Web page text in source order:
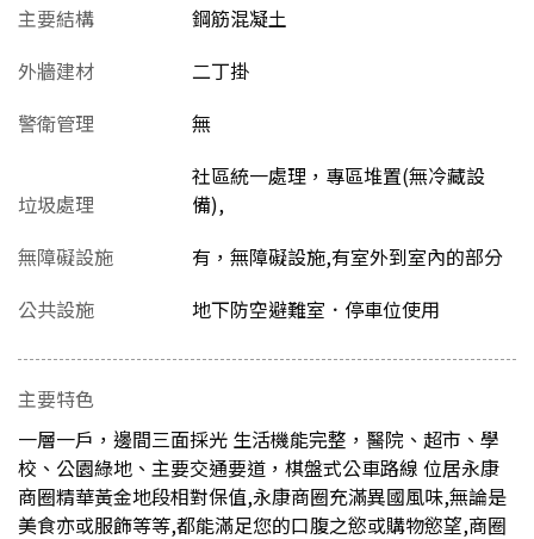
主要結構
鋼筋混凝土
外牆建材
二丁掛
警衛管理
無
垃圾處理
社區統一處理，專區堆置(無冷藏設
備),
無障礙設施
有，無障礙設施,有室外到室內的部分
公共設施
地下防空避難室．停車位使用
主要特色
一層一戶，邊間三面採光 生活機能完整，醫院、超市、學
校、公園綠地、主要交通要道，棋盤式公車路線 位居永康
商圈精華黃金地段相對保值,永康商圈充滿異國風味,無論是
美食亦或服飾等等,都能滿足您的口腹之慾或購物慾望,商圈